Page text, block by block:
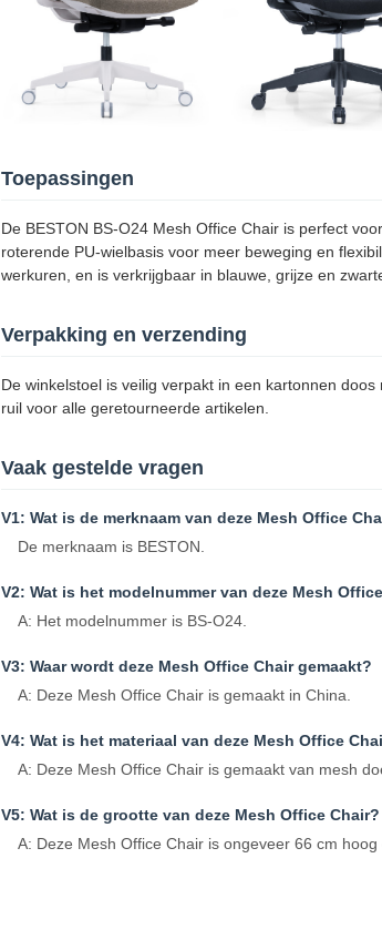
Toepassingen
De BESTON BS-O24 Mesh Office Chair is perfect
roterende PU-wielbasis voor meer beweging en
werkuren, en is verkrijgbaar in blauwe, grijze en
Verpakking en verzending
De winkelstoel is veilig verpakt in een kartonnen
ruil voor alle geretourneerde artikelen.
Vaak gestelde vragen
V1: Wat is de merknaam van deze Mesh Office
De merknaam is BESTON.
V2: Wat is het modelnummer van deze Mesh
A: Het modelnummer is BS-O24.
V3: Waar wordt deze Mesh Office Chair gemaakt?
A: Deze Mesh Office Chair is gemaakt in China.
V4: Wat is het materiaal van deze Mesh Office
A: Deze Mesh Office Chair is gemaakt van mesh
V5: Wat is de grootte van deze Mesh Office Chair?
A: Deze Mesh Office Chair is ongeveer 66 cm